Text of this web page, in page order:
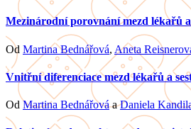
Mezinárodní porovnání mezd lékařů a
Od Martina Bednářová, Aneta
Vnitřní diferenciace mezd lékařů a
Od Martina BednářováaDaniela